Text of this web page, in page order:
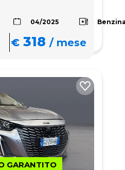
04/2025
€ 318 /mese
GARANTITO